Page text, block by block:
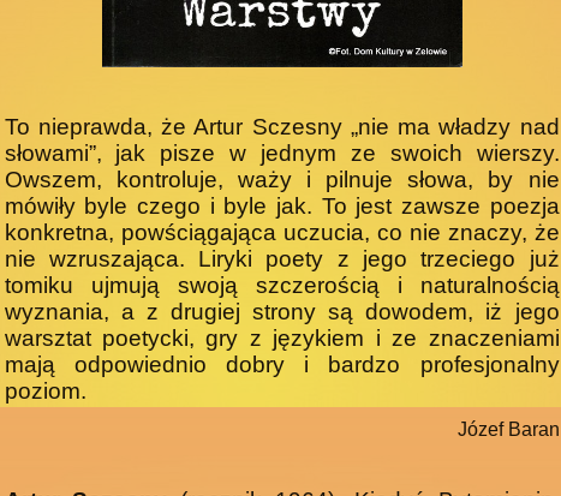
To nieprawda, że Artur Sczesny „nie ma władzy nad
słowami”, jak pisze w jednym ze swoich wierszy.
Owszem, kontroluje, waży i pilnuje słowa, by nie
mówiły byle czego i byle jak. To jest zawsze poezja
konkretna, powściągająca uczucia, co nie znaczy, że
nie wzruszająca. Liryki poety z jego trzeciego już
tomiku ujmują swoją szczerością i naturalnością
wyznania, a z drugiej strony są dowodem, iż jego
warsztat poetycki, gry z językiem i ze znaczeniami
mają odpowiednio dobry i bardzo profesjonalny
poziom.
Józef Baran